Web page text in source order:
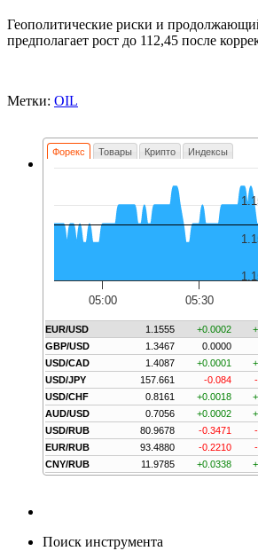
Геополитические риски и
предполагает рост до 112,45 после
Метки: OIL
Форекс Товары Крипто Индексы
05:00 05:30
EUR/USD 1.1555 +0.0002
GBP/USD
1.3467 0.0000
USD/CAD
1.4087 +0.0001
USD/JPY
157.661 -0.084
USD/CHF
0.8161 +0.0018
AUD/USD
0.7056 +0.0002
USD/RUB
80.9678 -0.3471
EUR/RUB
93.4880 -0.2210
CNY/RUB
11.9785 +0.0338
Поиск инструмента